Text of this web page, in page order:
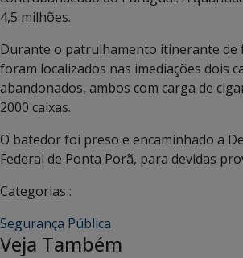
4,5 milhões.
Durante o patrulhamento itinerante de
foram localizados nas imediações dois
abandonados, ambos com carga de
2000 caixas.
O batedor foi preso e encaminhado a
Federal de Ponta Porã, para devidas
Categorias :
Segurança Pública
Veja Também